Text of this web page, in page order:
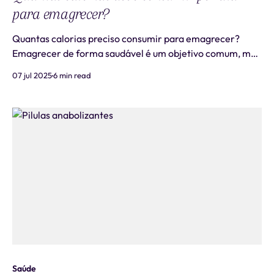
para emagrecer?
Quantas calorias preciso consumir para emagrecer?
Emagrecer de forma saudável é um objetivo comum, mas
calorias a consumir. A resposta não é única para todos,
composição corporal e estilo de vid
07 jul 20256 min read
Saúde